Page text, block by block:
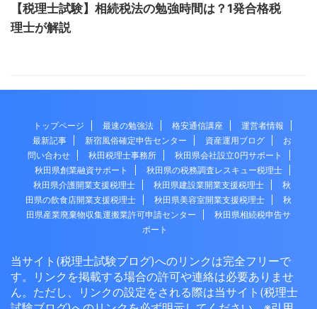
【税理士試験】相続税法の勉強時間は？1発合格税
理士が解説
トップページ 最速の勉強法 格安通信講座
運営者情報
最新記事
新宿風俗確定申告センター 資産運用ブログ
お
問い合わせ
秋田税理士事務所
秋田県会社設立0円サポート
秋田県創業融資サポート
秋田県の税務調査レスキュー税理士
秋田県介護開業支援税理士
秋田県建設業開業支援税理士
秋
田県の飲食店開業支援税理士
秋田県美容室開業支援税理士
秋
田県産業廃棄物収集運搬業許可申請センター
秋田県相続税申告サ
ポート
当サイト(税理士試験ブログ)へのリンクは完全フリーで
す。リンクを掲載する場合の許可や連絡は必要ありませ
ん。ただし、リンクの設定をされる際は当サイト(税理士